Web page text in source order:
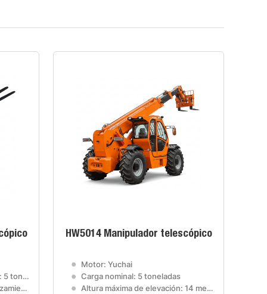
40 km/h
HW5014 Manipulador telescópico
Motor: Yuchai
Carga nominal: 5 toneladas
Altura máxima de elevación: 14 metros